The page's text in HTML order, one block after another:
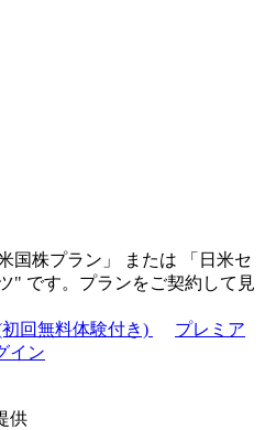
国株プラン 」 または 「 日米セ
" です。プランをご契約して見
回無料体験付き)
プレミア
イン
供